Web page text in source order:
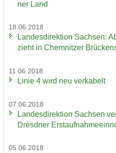
ner Land
18.06.2018
Lan­des­di­rek­ti­on Sach­sen:
zieht in Chem­nit­zer
11.06.2018
Linie 4 wird neu ver­ka­belt
07.06.2018
Lan­des­di­rek­ti­on Sach­sen
Dresd­ner
05.06.2018